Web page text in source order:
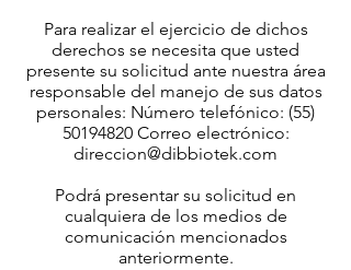
Para realizar el ejercicio de dichos
derechos se necesita que usted
presente su solicitud ante nuestra área
responsable del manejo de sus datos
personales: Número telefónico: (55)
50194820Correo electrónico:
direccion@dibbiotek.com
Podrá presentar su solicitud en
cualquiera de los medios de
comunicación mencionados
anteriormente.